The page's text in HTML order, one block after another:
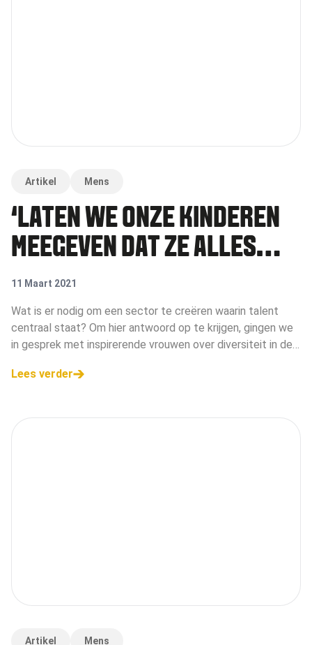
Artikel Mens
‘LATEN WE ONZE KINDEREN
MEEGEVEN DAT ZE ALLES
KUNNEN WORDEN’
11 Maart 2021
Wat is er nodig om een sector te creëren waarin talent
centraal staat? Om hier antwoord op te krijgen, gingen we
in gesprek met inspirerende vrouwen over diversiteit in de
is<a href="https://
Lees verder
Artikel Mens